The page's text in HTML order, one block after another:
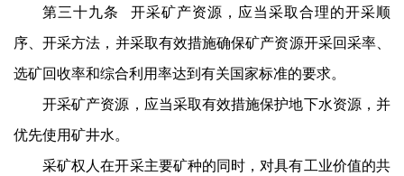
第三十九条 开采矿产资源，应当采取合理的开采顺
序、开采方法，并采取有效措施确保矿产资源开采回采率、
选矿回收率和综合利用率达到有关国家标准的要求。
开采矿产资源，应当采取有效措施保护地下水资源，并
优先使用矿井水。
采矿权人在开采主要矿种的同时，对具有工业价值的共